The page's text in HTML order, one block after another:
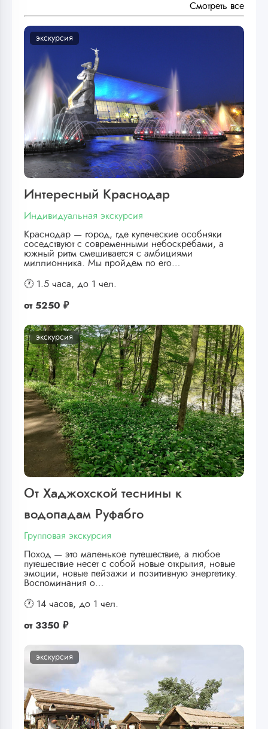
Смотреть все
экскурсия
Интересный Краснодар
Индивидуальная экскурсия
Краснодар — город, где купеческие особняки
соседствуют с современными небоскрёбами, а
южный ритм смешивается с амбициями
миллионника. Мы пройдём по его…
🕐 1.5 часа, до 1 чел.
от 5250 ₽
экскурсия
От Хаджохской теснины к
водопадам Руфабго
Групповая экскурсия
Поход — это маленькое путешествие, а любое
путешествие несет с собой новые открытия, новые
эмоции, новые пейзажи и позитивную энергетику.
Воспоминания о…
🕐 14 часов, до 1 чел.
от 3350 ₽
экскурсия